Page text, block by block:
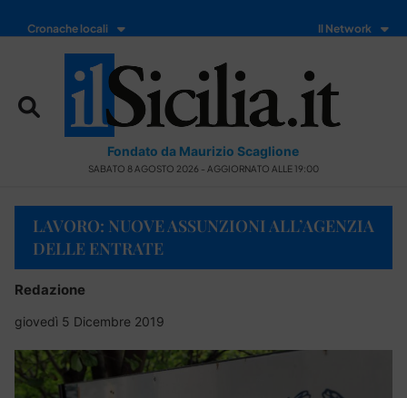
Cronache locali Il Network
Fondato da Maurizio Scaglione
SABATO 8 AGOSTO 2026 - AGGIORNATO ALLE 19:00
LAVORO: NUOVE ASSUNZIONI ALL’AGENZIA
DELLE ENTRATE
Redazione
giovedì 5 Dicembre 2019